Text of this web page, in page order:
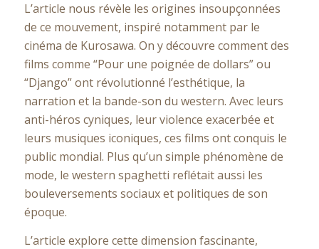
L’article nous révèle les origines insoupçonnées
de ce mouvement, inspiré notamment par le
cinéma de Kurosawa. On y découvre comment des
films comme “Pour une poignée de dollars” ou
“Django” ont révolutionné l’esthétique, la
narration et la bande-son du western. Avec leurs
anti-héros cyniques, leur violence exacerbée et
leurs musiques iconiques, ces films ont conquis le
public mondial. Plus qu’un simple phénomène de
mode, le western spaghetti reflétait aussi les
bouleversements sociaux et politiques de son
époque.
L’article explore cette dimension fascinante,